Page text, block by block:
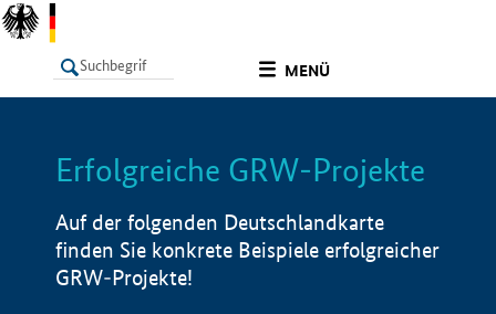
MENÜ
LISTE Info
Erfolgreiche GRW-Projekte
Auf der folgenden Deutschlandkarte
finden Sie konkrete Beispiele erfolgreicher
GRW-Projekte!